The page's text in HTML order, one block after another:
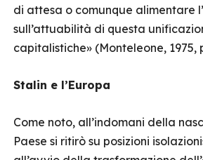
di attesa o comunque alimentare
sull’attuabilità di questa
capitalistiche» (Monteleone, 1975,
Stalin e l’Europa
Come noto, all’indomani della
Paese si ritirò su posizioni